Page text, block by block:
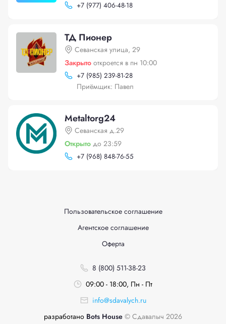
+7 (977) 406-48-18
ТД Пионер
Севанская улица, 29
Закрыто откроется в пн 10:00
+7 (985) 239-81-28
Приёмщик: Павел
Metaltorg24
Севанская д.29
Открыто до 23:59
+7 (968) 848-76-55
Пользовательское соглашение
Агентское соглашение
Оферта
8 (800) 511-38-23
09:00 - 18:00, Пн - Пт
info@sdavalych.ru
разработано Bots House © Сдавалыч 2026